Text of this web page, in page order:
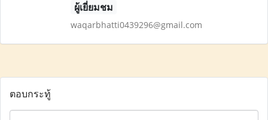
ผู้เยี่ยมชม
waqarbhatti0439296@gmail.com
ตอบกระทู้